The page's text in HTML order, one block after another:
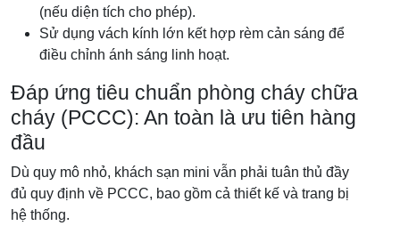
(nếu diện tích cho phép).
Sử dụng vách kính lớn kết hợp rèm cản sáng để
điều chỉnh ánh sáng linh hoạt.
Đáp ứng tiêu chuẩn phòng cháy chữa
cháy (PCCC): An toàn là ưu tiên hàng
đầu
Dù quy mô nhỏ, khách sạn mini vẫn phải tuân thủ đầy
đủ quy định về PCCC, bao gồm cả thiết kế và trang bị
hệ thống.